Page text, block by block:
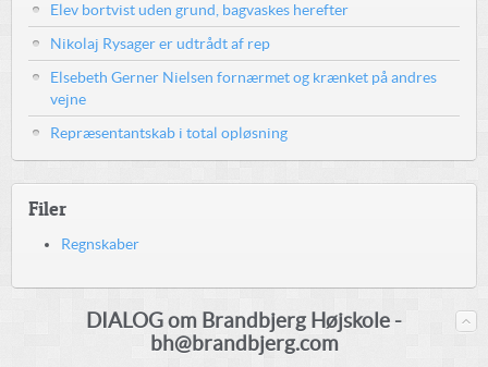
Elev bortvist uden grund, bagvaskes herefter
Nikolaj Rysager er udtrådt af rep
Elsebeth Gerner Nielsen fornærmet og krænket på andres
vejne
Repræsentantskab i total opløsning
Filer
Regnskaber
DIALOG om Brandbjerg Højskole -
bh@brandbjerg.com